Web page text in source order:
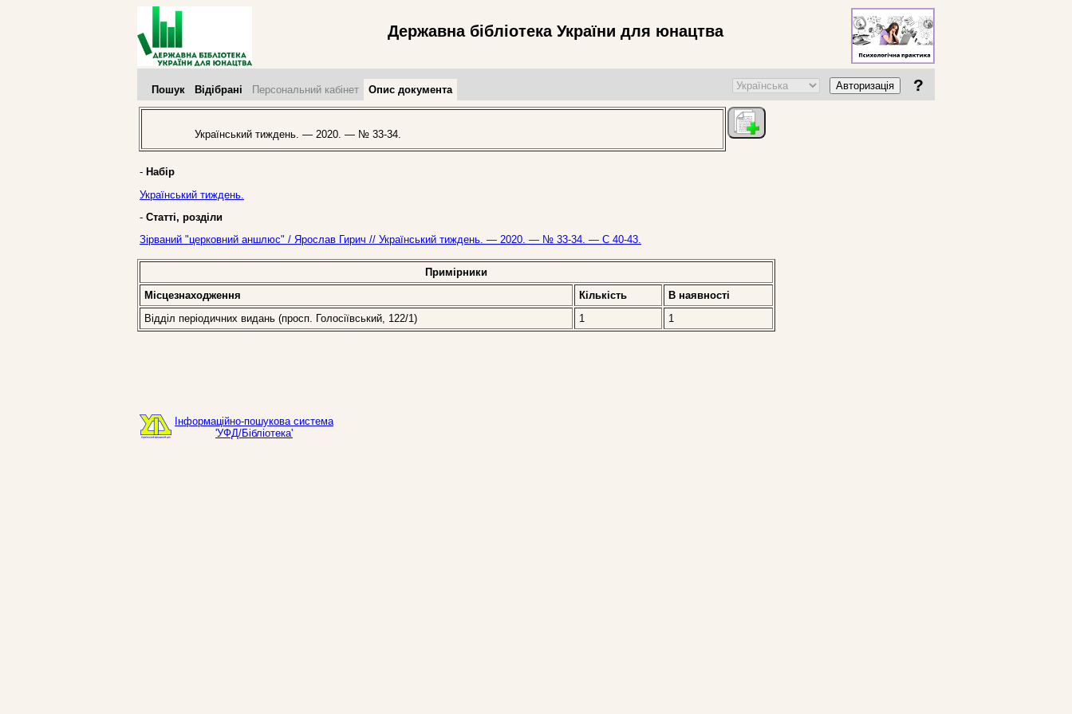
Державна бібліотека України для юнацтва
Пошук Відібрані Персональний кабінет Опис документа Авторизація ?
Український тиждень. — 2020. — № 33-34.
- Набір
Український тиждень.
- Статті, розділи
Зірваний "церковний аншлюс" / Ярослав Гирич // Український тиждень. — 2020. — № 33-34. — С 40-43.
Примірники
Місцезнаходження
Кількість
В наявностi
Відділ періодичних видань (просп. Голосіївський, 122/1)
1 1
Інформаційно-пошукова система
'УФД/Бібліотека'